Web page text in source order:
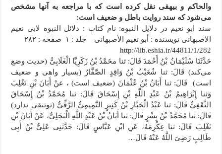
والحاکم و بیهقی نقل کرده است که با مراجعه به آنها مشخص
می‌شود که سند روایت باطل و ضعیف است:
سند ابو نعیم در دلایل النبوه: نام کتاب : دلائل النبوه لابی نعیم
الاصبهانی نویسنده : أبو نعیم الأصبهانی جلد : ۱ صفحه : ۲۸۲
http://lib.eshia.ir/44811/1/282
حَدَّثَنَا سُلَیْمَانُ بْنُ أَحْمَدَ قَالَ: ثنا محَمَّدُ بْنُ زَکَرِیَّا الْغَلَابِیُّ (حدیث وضع
می‌کند) قَالَ: ثنا شُعَیْبُ بْنُ وَاقِدٍ الصَّفَّارُ (بسیار واهی و ضعیف
است) قَالَ: ثنا أَبَانُ بْنُ عُثْمَانَ (ضعیف است) ، عنْ أَبَانَ بْنِ تَغْلِبَ
وَثنا إِبْرَاهِیمُ بْنُ عَبْدِ اللَّهِ بْنِ إِسْحَاقَ قَالَ: ثنا مُحَمَّدُ بْنُ إِسْحَاقَ
الثَّقَفِیُّ قَالَ: ثنا عَبْدُ الْجَبَّارِ بْنُ کَثِیرٍ التَّمِیمِیُّ الرَّقِّیُّ (توثیقی ندارد)
قَالَ: ثنا مُحَمَّدُ بْنُ بِشْرٍ قَالَ: ثنا أَبَانُ بْنُ عَبْدِ اللَّهِ الْبَجَلِیُّ، عَنْ أَبَانَ بْنِ
تَغْلِبَ قَالَ: ثنا عِکْرِمَهُ، عَنِ ابْنِ عَبَّاسٍ قَالَ: حَدَّثَنِی عَلِیُّ بْنُ أَبِی
طَالِبٍ رَضِیَ اللَّهُ عَنْهُ قَالَ…